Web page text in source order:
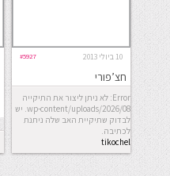
10 ביולי 2013 #5927
חצ’פורי
Error: לא ניתן ליצור את התיקייה
wp-content/uploads/2026/08. יש
לבדוק שתיקיית האב שלה ניתנת
לכתיבה.
tikochel